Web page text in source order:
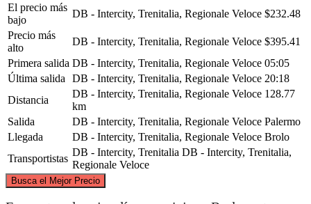
El precio más
bajo
DB - Intercity, Trenitalia, Regionale Veloce $232.48
Precio más
alto
DB - Intercity, Trenitalia, Regionale Veloce $395.41
Primera salida DB - Intercity, Trenitalia, Regionale Veloce 05:05
Última salida
DB - Intercity, Trenitalia, Regionale Veloce 20:18
Distancia
DB - Intercity, Trenitalia, Regionale Veloce 128.77
km
Salida
DB - Intercity, Trenitalia, Regionale Veloce Palermo
Llegada
DB - Intercity, Trenitalia, Regionale Veloce Brolo
Transportistas
DB - Intercity, Trenitalia DB - Intercity, Trenitalia,
Regionale Veloce
Busca el Mejor Precio